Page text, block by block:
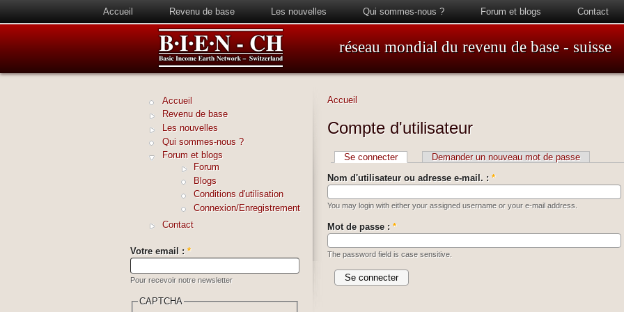
Accueil Revenu de base Les nouvelles Qui sommes-nous ? Forum et blogs Contact
réseau mondial du revenu de base - suisse
Accueil
Compte d'utilisateur
Se connecter
Demander un nouveau mot de passe
Nom d'utilisateur ou adresse e-mail. :*
You may login with either your assigned username or your e-mail address.
Mot de passe :*
The password field is case sensitive.
Accueil
Revenu de base
Les nouvelles
Qui sommes-nous ?
Forum et blogs
Forum
Blogs
Conditions d'utilisation
Connexion/Enregistrement
Contact
Votre email : *
Pour recevoir notre newsletter
CAPTCHA